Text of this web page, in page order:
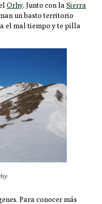
Orhy. Junto con la Sierra
un basto territorio
el mal tiempo y te pilla
Para conocer más